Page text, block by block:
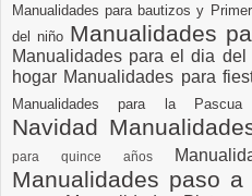
Manualidades para bautizos y
del niño Manualidades
Manualidades para el dia del
hogar Manualidades para
Manualidades para la
Navidad
para quince años
Manualidades paso a